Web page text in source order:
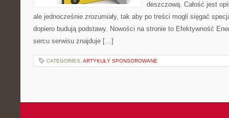
deszczową. Całość jest
ale jednocześnie zrozumiały, tak aby po treści mogli sięgać
dopiero budują podstawy. Nowości na stronie to Efektywność
sercu serwisu znajduje […]
CATEGORIES: ARTYKUŁY SPONSOROWANE